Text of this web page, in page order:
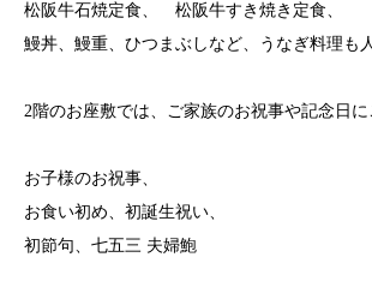
松阪牛石焼定食、 松阪牛すき焼き定食、
鰻丼、鰻重、ひつまぶしなど、うなぎ料理も
2階のお座敷では、ご家族のお祝事や記念日に
お子様のお祝事、
お食い初め、初誕生祝い、
初節句、七五三 夫婦鮑